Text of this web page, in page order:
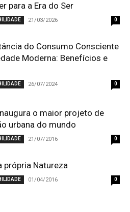
para a Era do Ser
21/03/2026 0
do Consumo Consciente
Moderna: Benefícios e
26/07/2024 0
o maior projeto de
urbana do mundo
21/07/2016 0
própria Natureza
01/04/2016 0